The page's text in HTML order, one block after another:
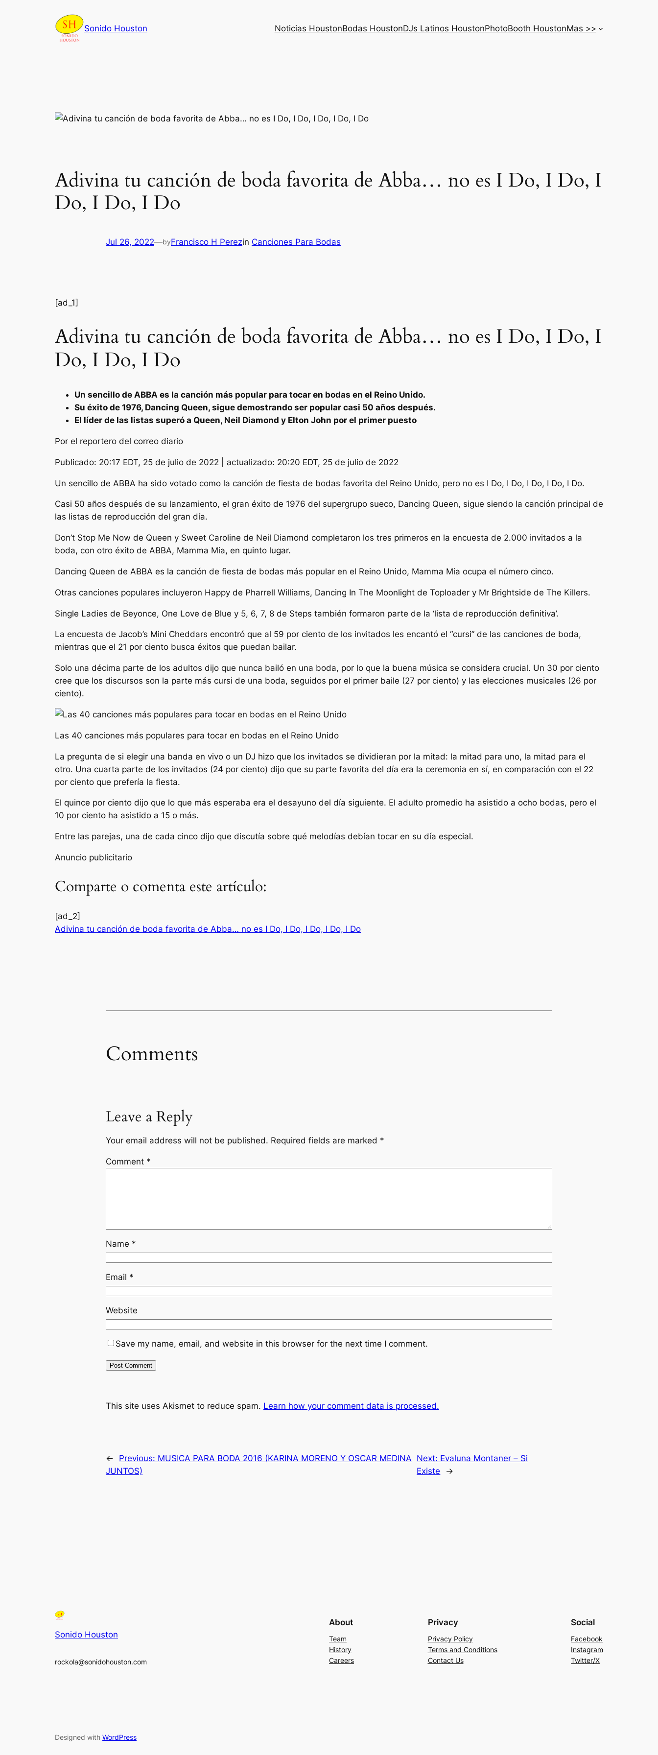
Sonido Houston Noticias HoustonBodas HoustonDJs Latinos HoustonPhotoBooth HoustonMas >>
Adivina tu canción de boda favorita de Abba… no es I Do, I Do, I
Do, I Do, I Do
Jul 26, 2022—byFrancisco H Perezin Canciones Para Bodas
[ad_1]
Adivina tu canción de boda favorita de Abba… no es I Do, I Do, I
Do, I Do, I Do
Un sencillo de ABBA es la canción más popular para tocar en bodas en el Reino Unido.
Su éxito de 1976, Dancing Queen, sigue demostrando ser popular casi 50 años después.
El líder de las listas superó a Queen, Neil Diamond y Elton John por el primer puesto
Por el reportero del correo diario
Publicado: 20:17 EDT, 25 de julio de 2022 actualizado: 20:20 EDT, 25 de julio de 2022
Un sencillo de ABBA ha sido votado como la canción de fiesta de bodas favorita del Reino Unido, pero no es I Do, I Do, I Do, I Do, I Do.
Casi 50 años después de su lanzamiento, el gran éxito de 1976 del supergrupo sueco, Dancing Queen, sigue siendo la canción principal de
las listas de reproducción del gran día.
Don’t Stop Me Now de Queen y Sweet Caroline de Neil Diamond completaron los tres primeros en la encuesta de 2.000 invitados a la
boda, con otro éxito de ABBA, Mamma Mia, en quinto lugar.
Dancing Queen de ABBA es la canción de fiesta de bodas más popular en el Reino Unido, Mamma Mia ocupa el número cinco.
Otras canciones populares incluyeron Happy de Pharrell Williams, Dancing In The Moonlight de Toploader y Mr Brightside de The Killers.
Single Ladies de Beyonce, One Love de Blue y 5, 6, 7, 8 de Steps también formaron parte de la ‘lista de reproducción definitiva’.
La encuesta de Jacob’s Mini Cheddars encontró que al 59 por ciento de los invitados les encantó el “cursi” de las canciones de boda,
mientras que el 21 por ciento busca éxitos que puedan bailar.
Solo una décima parte de los adultos dijo que nunca bailó en una boda, por lo que la buena música se considera crucial. Un 30 por ciento
cree que los discursos son la parte más cursi de una boda, seguidos por el primer baile (27 por ciento) y las elecciones musicales (26 por
ciento).
Las 40 canciones más populares para tocar en bodas en el Reino Unido
La pregunta de si elegir una banda en vivo o un DJ hizo que los invitados se dividieran por la mitad: la mitad para uno, la mitad para el
otro. Una cuarta parte de los invitados (24 por ciento) dijo que su parte favorita del día era la ceremonia en sí, en comparación con el 22
por ciento que prefería la fiesta.
El quince por ciento dijo que lo que más esperaba era el desayuno del día siguiente. El adulto promedio ha asistido a ocho bodas, pero el
10 por ciento ha asistido a 15 o más.
Entre las parejas, una de cada cinco dijo que discutía sobre qué melodías debían tocar en su día especial.
Anuncio publicitario
Comparte o comenta este artículo:
[ad_2]
Adivina tu canción de boda favorita de Abba… no es I Do, I Do, I Do, I Do, I Do
Comments
Leave a Reply
Your email address will not be published. Required fields are marked *
Comment *
Name *
Email *
Website
Save my name, email, and website in this browser for the next time I comment.
This site uses Akismet to reduce spam. Learn how your comment data is processed.
← Previous: MUSICA PARA BODA 2016 (KARINA MORENO Y OSCAR MEDINA
JUNTOS)
Next: Evaluna Montaner – Si
Existe
→
Sonido Houston
rockola@sonidohouston.com
About
Team
History
Careers
Privacy
Privacy Policy
Terms and Conditions
Contact Us
Social
Facebook
Instagram
Twitter/X
Designed with WordPress